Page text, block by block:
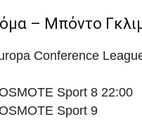
– Μπόντο
Conference
Sport 8 22:00
Sport 9